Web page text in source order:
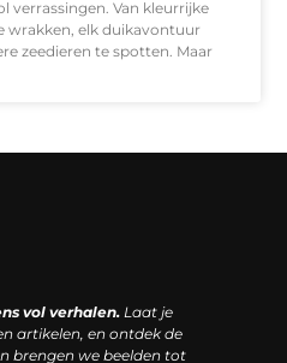
verrassingen. Van kleurrijke
wrakken, elk duikavontuur
zeedieren te spotten. Maar
vol verhalen.Laat je
artikelen, en ontdek de
brengen we beelden tot